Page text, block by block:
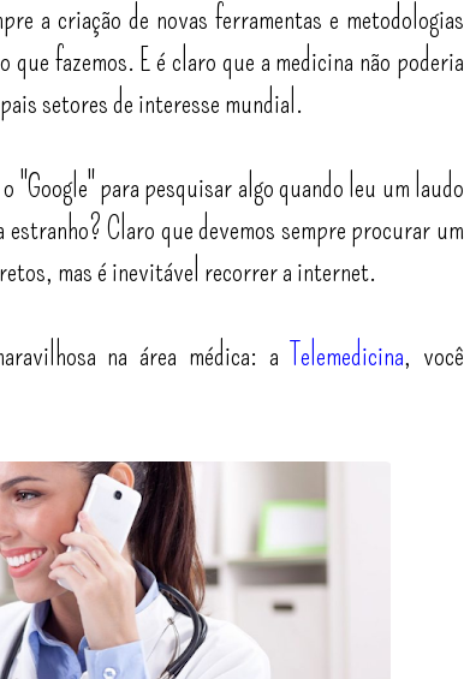
a criação de novas ferramentas e metodologias
fazemos. E é claro que a medicina não poderia
setores de interesse mundial.
"Google" para pesquisar algo quando leu um laudo
Claro que devemos sempre procurar um
mas é inevitável recorrer a internet.
na área médica: a Telemedicina, você